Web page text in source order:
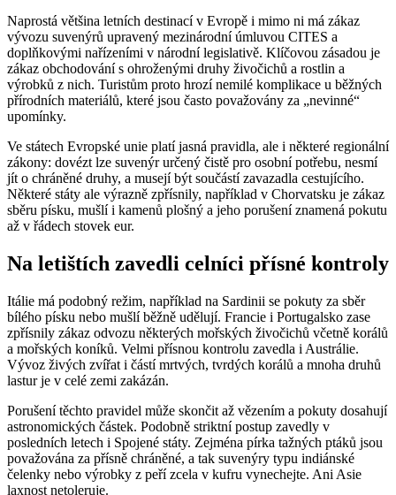
Naprostá většina letních destinací v Evropě i mimo ni má zákaz
vývozu suvenýrů upravený mezinárodní úmluvou CITES a
doplňkovými nařízeními v národní legislativě. Klíčovou zásadou je
zákaz obchodování s ohroženými druhy živočichů a rostlin a
výrobků z nich. Turistům proto hrozí nemilé komplikace u běžných
přírodních materiálů, které jsou často považovány za „nevinné“
upomínky.
Ve státech Evropské unie platí jasná pravidla, ale i některé regionální
zákony: dovézt lze suvenýr určený čistě pro osobní potřebu, nesmí
jít o chráněné druhy, a musejí být součástí zavazadla cestujícího.
Některé státy ale výrazně zpřísnily, například v Chorvatsku je zákaz
sběru písku, mušlí i kamenů plošný a jeho porušení znamená pokutu
až v řádech stovek eur.
Na letištích zavedli celníci přísné kontroly
Itálie má podobný režim, například na Sardinii se pokuty za sběr
bílého písku nebo mušlí běžně udělují. Francie i Portugalsko zase
zpřísnily zákaz odvozu některých mořských živočichů včetně korálů
a mořských koníků. Velmi přísnou kontrolu zavedla i Austrálie.
Vývoz živých zvířat i částí mrtvých, tvrdých korálů a mnoha druhů
lastur je v celé zemi zakázán.
Porušení těchto pravidel může skončit až vězením a pokuty dosahují
astronomických částek. Podobně striktní postup zavedly v
posledních letech i Spojené státy. Zejména pírka tažných ptáků jsou
považována za přísně chráněné, a tak suvenýry typu indiánské
čelenky nebo výrobky z peří zcela v kufru vynechejte. Ani Asie
laxnost netoleruje.